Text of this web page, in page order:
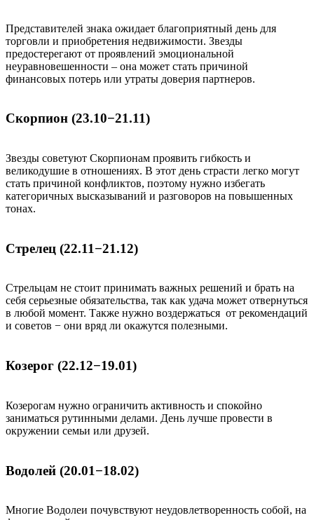
Представителей знака ожидает благоприятный день для
торговли и приобретения недвижимости. Звезды
предостерегают от проявлений эмоциональной
неуравновешенности – она может стать причиной
финансовых потерь или утраты доверия партнеров.
Скорпион (23.10−21.11)
Звезды советуют Скорпионам проявить гибкость и
великодушие в отношениях. В этот день страсти легко могут
стать причиной конфликтов, поэтому нужно избегать
категоричных высказываний и разговоров на повышенных
тонах.
Стрелец (22.11−21.12)
Стрельцам не стоит принимать важных решений и брать на
себя серьезные обязательства, так как удача может отвернуться
в любой момент. Также нужно воздержаться от рекомендаций
и советов − они вряд ли окажутся полезными.
Козерог (22.12−19.01)
Козерогам нужно ограничить активность и спокойно
заниматься рутинными делами. День лучше провести в
окружении семьи или друзей.
Водолей (20.01−18.02)
Многие Водолеи почувствуют неудовлетворенность собой, на